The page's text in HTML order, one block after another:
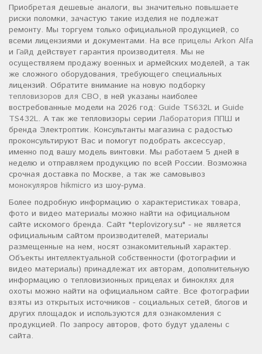
Приобретая дешевые аналоги, вы значительно повышаете
риски поломки, зачастую такие изделия не подлежат
ремонту. Мы торгуем только официальной продукцией, со
всеми лицензиями и документами. На все прицелы Arkon Alfa
и Гайд действует гарантия производителя. Мы не
осуществляем продажу военных и армейских моделей, а так
же сложного оборудования, требующего специальных
лицензий. Обратите внимание на новую подборку
тепловизоров для СВО, в ней указаны наиболее
востребованные модели на 2026 год: Guide TS632L и Guide
TS432L. А так же тепловизоры серии Лаборатория ППШ и
бренда Электроптик. Консультанты магазина с радостью
проконсультируют Вас и помогут подобрать аксессуар,
именно под вашу модель винтовки. Мы работаем 5 дней в
неделю и отправляем продукцию по всей России. Возможна
срочная доставка по Москве, а так же самовывоз
монокуляров hikmicro из шоу-рума.
Более подробную информацию о характеристиках товара,
фото и видео материалы можно найти на официальном
сайте искомого бренда. Сайт "teplovizory.su" - не является
официальным сайтом производителей, материалы
размещенные на нем, носят ознакомительный характер.
Объекты интеллектуальной собственности (фотографии и
видео материалы) принадлежат их авторам, дополнительную
информацию о тепловизионных прицелах и биноклях для
охоты можно найти на официальном сайте. Все фотографии
взяты из открытых источников - социальных сетей, блогов и
других площадок и используются для ознакомления с
продукцией. По запросу авторов, фото будут удалены с
сайта.